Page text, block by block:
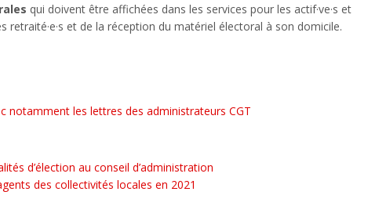
qui doivent être affichées dans les services pour les actif·ve·s et
retraité·e·s et de la réception du matériel électoral à son domicile.
notamment les lettres des administrateurs CGT
d’élection au conseil d’administration
des collectivités locales en 2021